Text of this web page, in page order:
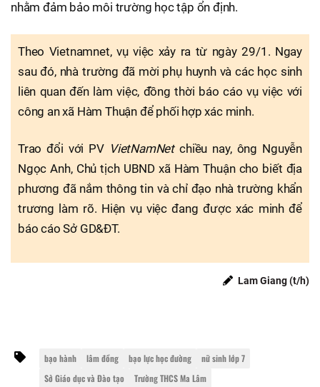
nhằm đảm bảo môi trường học tập ổn định.
Theo Vietnamnet, vụ việc xảy ra từ ngày 29/1. Ngay
sau đó, nhà trường đã mời phụ huynh và các học sinh
liên quan đến làm việc, đồng thời báo cáo vụ việc với
công an xã Hàm Thuận để phối hợp xác minh.
Trao đổi với PV VietNamNetchiều nay, ông Nguyễn
Ngọc Anh, Chủ tịch UBND xã Hàm Thuận cho biết địa
phương đã nắm thông tin và chỉ đạo nhà trường khẩn
trương làm rõ. Hiện vụ việc đang được xác minh để
báo cáo Sở GD&ĐT.
Lam Giang (t/h)
bạo hành lâm đồng bạo lực học đường
nữ sinh lớp 7
Sở Giáo dục và Đào tạo
Trường THCS Ma Lâm